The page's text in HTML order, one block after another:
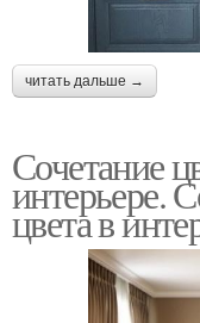
читать дальше →
Сочетание
интерьере.
цвета в